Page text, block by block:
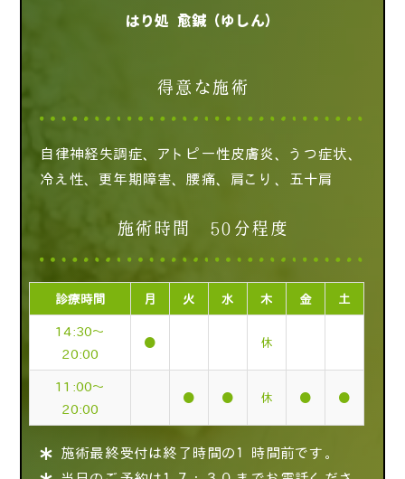
はり処 愈鍼（ゆしん）
得意な施術
自律神経失調症、アトピー性皮膚炎、うつ症状、
冷え性、更年期障害、腰痛、肩こり、五十肩
施術時間 50分程度
診療時間 月 火 水 木 金 土
14:30～
20:00
● 休
11:00～
20:00
● ● 休 ● ●
施術最終受付は終了時間の１時間前です。